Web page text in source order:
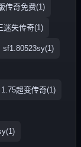
传奇免费(1)
迷失传奇(1)
sf1.80523sy(1)
1.75超变传奇(1)